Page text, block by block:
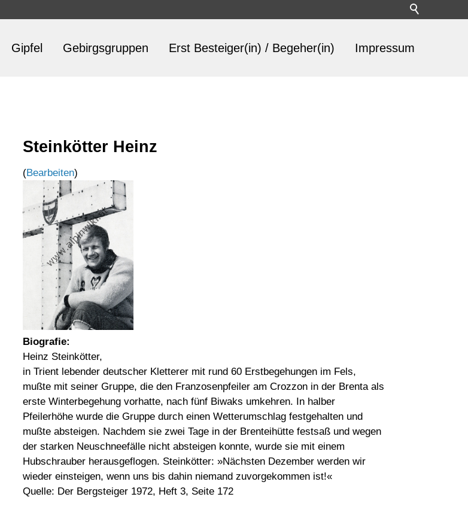
Gipfel Gebirgsgruppen Erst Besteiger(in) / Begeher(in) Impressum
Steinkötter Heinz
(Bearbeiten)
Biografie:
Heinz Steinkötter,
in Trient lebender deutscher Kletterer mit rund 60 Erstbegehungen im Fels,
mußte mit seiner Gruppe, die den Franzosenpfeiler am Crozzon in der Brenta als
erste Winterbegehung vorhatte, nach fünf Biwaks umkehren. In halber
Pfeilerhöhe wurde die Gruppe durch einen Wetterumschlag festgehalten und
mußte absteigen. Nachdem sie zwei Tage in der Brenteihütte festsaß und wegen
der starken Neuschneefälle nicht absteigen konnte, wurde sie mit einem
Hubschrauber herausgeflogen. Steinkötter: »Nächsten Dezember werden wir
wieder einsteigen, wenn uns bis dahin niemand zuvorgekommen ist!«
Quelle: Der Bergsteiger 1972, Heft 3, Seite 172